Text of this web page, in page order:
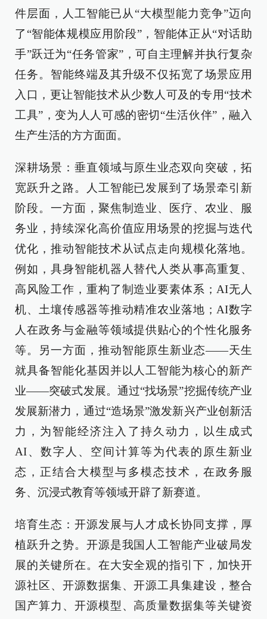
件层面，人工智能已从“大模型能力竞争”迈向
了“智能体规模应用阶段”，智能体正从“对话助
手”跃迁为“任务管家”，可自主理解并执行复杂
任务。智能终端及其升级不仅拓宽了场景应用
入口，更让智能技术从少数人可及的专用“技术
工具”，变为人人可感的密切“生活伙伴”，融入
生产生活的方方面面。
深耕场景：垂直领域与原生业态双向突破，拓
宽跃升之路。人工智能已发展到了场景牵引新
阶段。一方面，聚焦制造业、医疗、农业、服
务业，持续深化高价值应用场景的挖掘与迭代
优化，推动智能技术从试点走向规模化落地。
例如，具身智能机器人替代人类从事高重复、
高风险工作，重构了制造业要素体系；AI无人
机、土壤传感器等推动精准农业落地；AI数字
人在政务与金融等领域提供贴心的个性化服务
等。另一方面，推动智能原生新业态——天生
就具备智能化基因并以人工智能为核心的新产
业——突破式发展。通过“找场景”挖掘传统产业
发展新潜力，通过“造场景”激发新兴产业创新活
力，为智能经济注入了持久动力，以生成式
AI、数字人、空间计算等为代表的原生新业
态，正结合大模型与多模态技术，在政务服
务、沉浸式教育等领域开辟了新赛道。
培育生态：开源发展与人才成长协同支撑，厚
植跃升之势。开源是我国人工智能产业破局发
展的关键所在。在大安全观的指引下，加快开
源社区、开源数据集、开源工具集建设，整合
国产算力、开源模型、高质量数据集等关键资